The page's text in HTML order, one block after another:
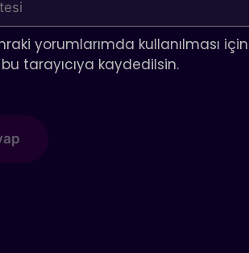
yorumlarımda kullanılması
tarayıcıya kaydedilsin.